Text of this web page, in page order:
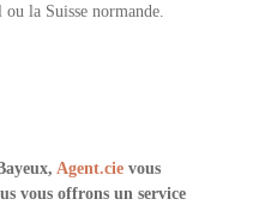
la Suisse normande.
Agent.cie vous
vous offrons un service